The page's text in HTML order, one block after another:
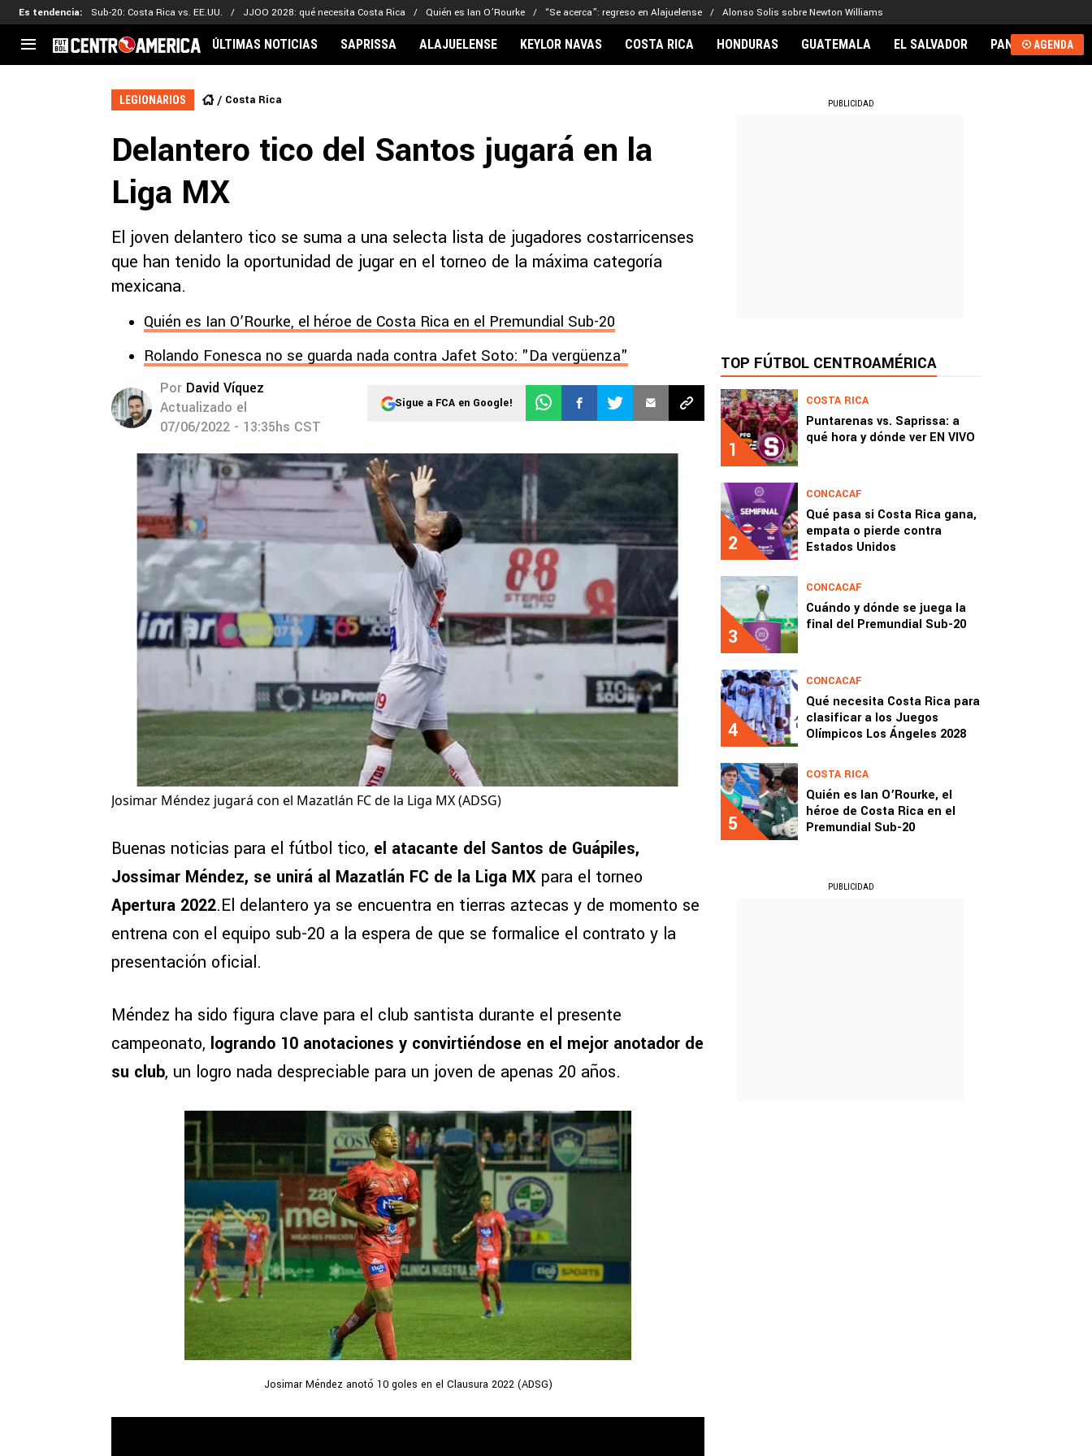
Es tendencia: Sub-20: Costa Rica vs. EE.UU. JJOO 2028: qué necesita Costa Rica Quién es Ian O’Rourke “Se acerca”: regreso en Alajuelense Alonso Solis sobre Newton Williams
CENTROAMÉRICA
CONCACAF
Liga de Naciones
Copa de Campeones
MLS
Kervin Arriaga
Alajuelense
Herediano
Olimpia
Motagua
Noticias
ÚLTIMAS NOTICIAS SAPRISSA ALAJUELENSE KEYLOR NAVAS COSTA RICA HONDURAS GUATEMALA EL SALVADOR PANAMÁAGENDA
LEGIONARIOS Costa Rica
Delantero tico del Santos jugará en la
Liga MX
El joven delantero tico se suma a una selecta lista de jugadores costarricenses
que han tenido la oportunidad de jugar en el torneo de la máxima categoría
mexicana.
Quién es Ian O’Rourke, el héroe de Costa Rica en el Premundial Sub-20
Rolando Fonesca no se guarda nada contra Jafet Soto: "Da vergüenza"
Por David Víquez
Actualizado el
07/06/2022 - 13:35hs CST
Sigue a FCA en Google!
Josimar Méndez jugará con el Mazatlán FC de la Liga MX (ADSG)
Buenas noticias para el fútbol tico, el atacante del Santos de Guápiles,
Jossimar Méndez, se unirá al Mazatlán FC de la Liga MX para el torneo
Apertura 2022.El delantero ya se encuentra en tierras aztecas y de momento se
entrena con el equipo sub-20 a la espera de que se formalice el contrato y la
presentación oficial.
Méndez ha sido figura clave para el club santista durante el presente
campeonato, logrando 10 anotaciones y convirtiéndose en el mejor anotador de
su club, un logro nada despreciable para un joven de apenas 20 años.
Josimar Méndez anotó 10 goles en el Clausura 2022 (ADSG)
PUBLICIDAD
TOP FÚTBOL CENTROAMÉRICA
1
COSTA RICA
Puntarenas vs. Saprissa: a
qué hora y dónde ver EN VIVO
2
CONCACAF
Qué pasa si Costa Rica gana,
empata o pierde contra
Estados Unidos
3
CONCACAF
Cuándo y dónde se juega la
final del Premundial Sub-20
4
CONCACAF
Qué necesita Costa Rica para
clasificar a los Juegos
Olímpicos Los Ángeles 2028
5
COSTA RICA
Quién es Ian O’Rourke, el
héroe de Costa Rica en el
Premundial Sub-20
PUBLICIDAD